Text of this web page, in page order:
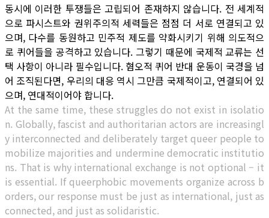
동시에 이러한 투쟁들은 고립되어 존재하지 않습니다. 전 세계적
으로 파시스트와 권위주의적 세력들은 점점 더 서로 연결되고 있
으며, 다수를 동원하고 민주적 제도를 약화시키기 위해 의도적으
로 퀴어들을 공격하고 있습니다. 그렇기 때문에 국제적 교류는 선
택 사항이 아니라 필수입니다. 혐오적 퀴어 반대 운동이 국경을 넘
어 조직된다면, 우리의 대응 역시 그만큼 국제적이고, 연결되어 있
으며, 연대적이어야 합니다.
At the same time, these struggles do not exist in isolatio
n. Globally, fascist and authoritarian actors are increasingl
y interconnected and deliberately target queer people to
mobilize majorities and undermine democratic institutio
ns. That is why international exchange is not optional – it
is essential. If queerphobic movements organize across b
orders, our response must be just as international, just as
connected, and just as solidaristic.